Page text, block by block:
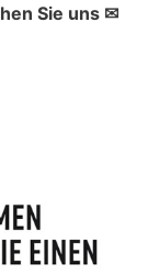
Sie uns ✉